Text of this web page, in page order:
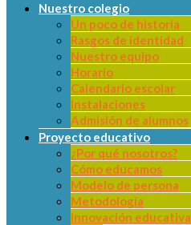
Nuestro colegio
Un poco de historia
Rasgos de identidad
Nuestro equipo
Horario
Calendario escolar
Instalaciones
Admisión de alumnos
Proyecto educativo
¿Por qué nosotros?
Cómo educamos
Modelo de persona
Metodología
Innovación educativa